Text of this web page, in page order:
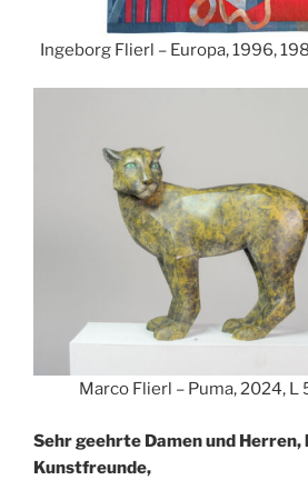
Ingeborg Flierl – Europa, 1996,
Marco Flierl – Puma, 2024, L
Sehr geehrte Damen und Herren,
Kunstfreunde,